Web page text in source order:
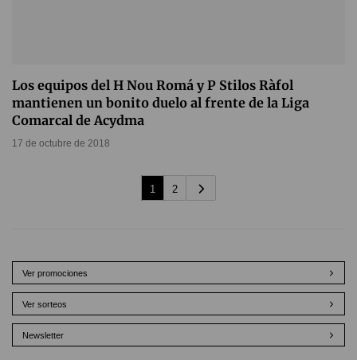
Los equipos del H Nou Romá y P Stilos Ràfol
mantienen un bonito duelo al frente de la Liga
Comarcal de Acydma
17 de octubre de 2018
1 2
Ver promociones
Ver sorteos
Newsletter